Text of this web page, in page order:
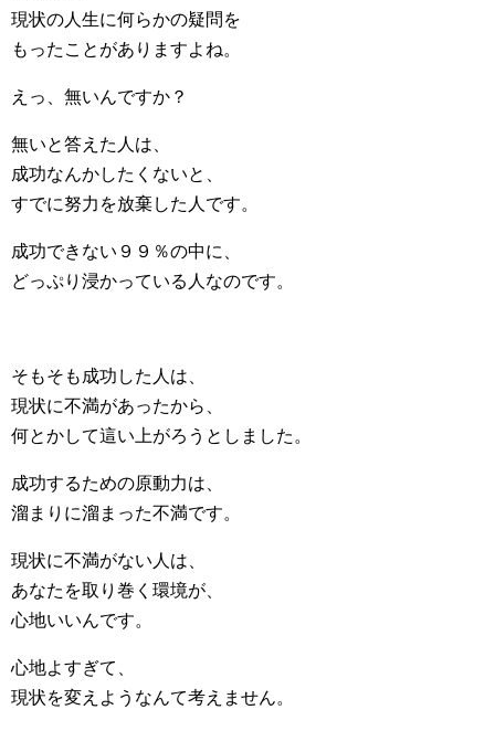
現状の人生に何らかの疑問を
もったことがありますよね。
えっ、無いんですか？
無いと答えた人は、
成功なんかしたくないと、
すでに努力を放棄した人です。
成功できない９９％の中に、
どっぷり浸かっている人なのです。
そもそも成功した人は、
現状に不満があったから、
何とかして這い上がろうとしました。
成功するための原動力は、
溜まりに溜まった不満です。
現状に不満がない人は、
あなたを取り巻く環境が、
心地いいんです。
心地よすぎて、
現状を変えようなんて考えません。